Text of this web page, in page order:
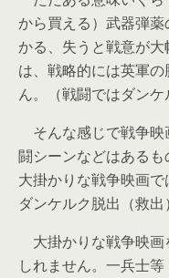
から買える）武器弾
かる、失うと戦意が
は、戦略的には英軍
ん。（戦闘ではダンケ
そんな感じで戦争映
闘シーンなどはある
大掛かりな戦争映画
ダンケルク脱出（救出
大掛かりな戦争映画
しれません。一兵士